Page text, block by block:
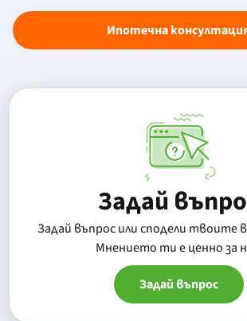
Ипотечна
Задай
Задай въпрос или сподели твоите
Mнението ти е ценно за
Задай въпрос